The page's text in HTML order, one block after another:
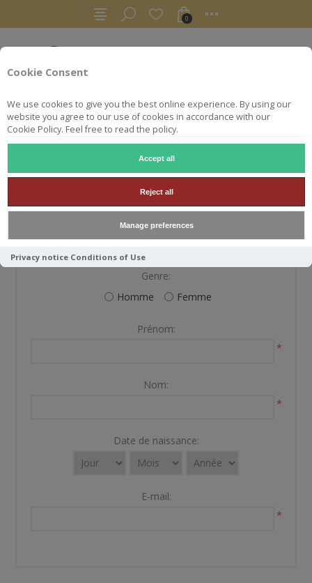
Cookie Consent
We use cookies to give you the best online experience. By using our
website you agree to our use of cookies in accordance with our
Cookie Policy. Feel free to read the policy.
Accept all
Reject all
Manage preferences
Privacy notice Conditions of Use
0
S'ENREGISTRER
VOS INFORMATIONS PERSONNELLES
Genre:
Homme
Femme
Prénom:
*
Nom:
*
Date de naissance:
E-mail:
*